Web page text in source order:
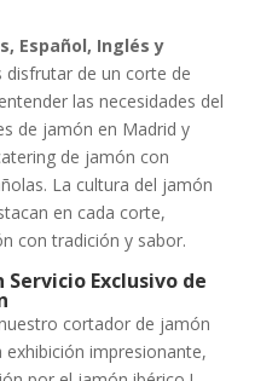
Español, Inglés y
de un corte de
las necesidades del
de jamón en Madrid y
de jamón con
La cultura del jamón
en cada corte,
con tradición y sabor.
Exclusivo de
cortador de jamón
impresionante,